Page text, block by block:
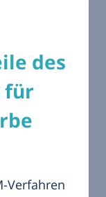
des
für
Verfahren